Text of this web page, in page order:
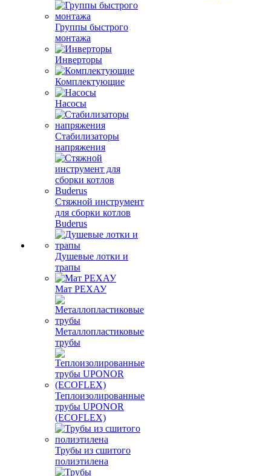
Группы быстрого
монтажа
Инверторы
Комплектующие
Насосы
Стабилизаторы
напряжения
Стяжной инструмент
для сборки котлов
Buderus
Душевые лотки и
трапы
Мат РЕХАУ
Металлопластиковые
трубы
Теплоизолированные
трубы UPONOR
(ECOFLEX)
Трубы из сшитого
полиэтилена